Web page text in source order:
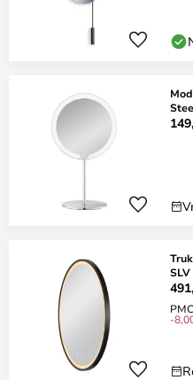
SLV
PMC
-